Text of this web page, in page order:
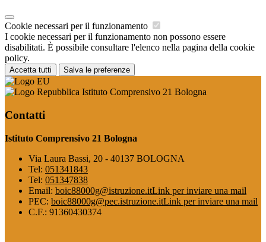
Cookie necessari per il funzionamento
I cookie necessari per il funzionamento non possono essere
disabilitati. È possibile consultare l'elenco nella pagina della cookie
policy.
Accetta tutti Salva le preferenze
Istituto Comprensivo 21 Bologna
Contatti
Istituto Comprensivo 21 Bologna
Via Laura Bassi, 20 - 40137 BOLOGNA
Tel: 051341843
Tel: 051347838
Email: boic88000g@istruzione.itLink per inviare una mail
PEC: boic88000g@pec.istruzione.itLink per inviare una mail
C.F.: 91360430374